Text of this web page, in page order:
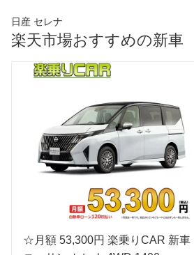
最高出力 106.00 [144]/ 5,600
過給機 -
195/65R15 91S
195/65R15 91S
- -
- -
日産 セレナ
楽天市場おすすめの新車
☆月額 53,300円 楽乗りCAR 新車